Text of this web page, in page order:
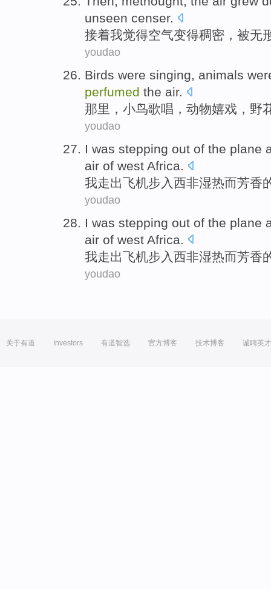
unseen censer.
接着我觉得空气变得稠密 ，被无
youdao
Birds were singing, animals
perfumed the air.
那里， 小鸟歌唱 ， 动物嬉戏 ， 野
youdao
I was stepping out of the plane
air of west Africa.
我走出飞机步入西非湿热而芳香
youdao
I was stepping out of the plane
air of west Africa.
我走出飞机步入西非湿热而芳香
youdao
关于有道 Investors 有道智选 官方博客 技术博客 诚聘英才